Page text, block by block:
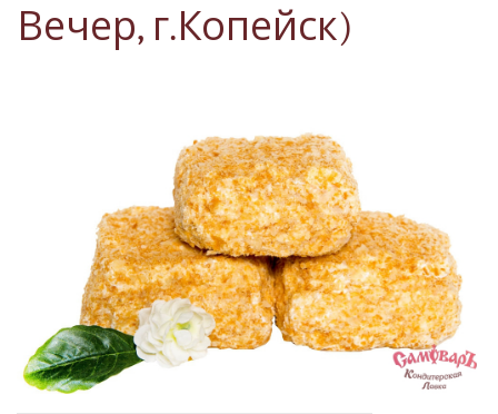
Вечер, г.Копейск)